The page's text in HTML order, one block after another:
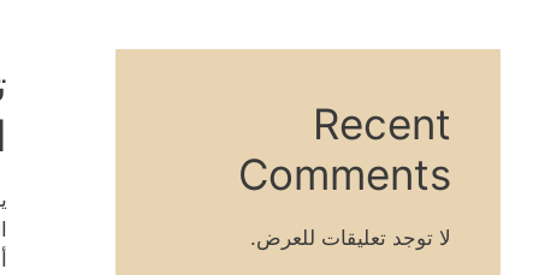
Recent
Comments
لا توجد تعليقات للعرض.